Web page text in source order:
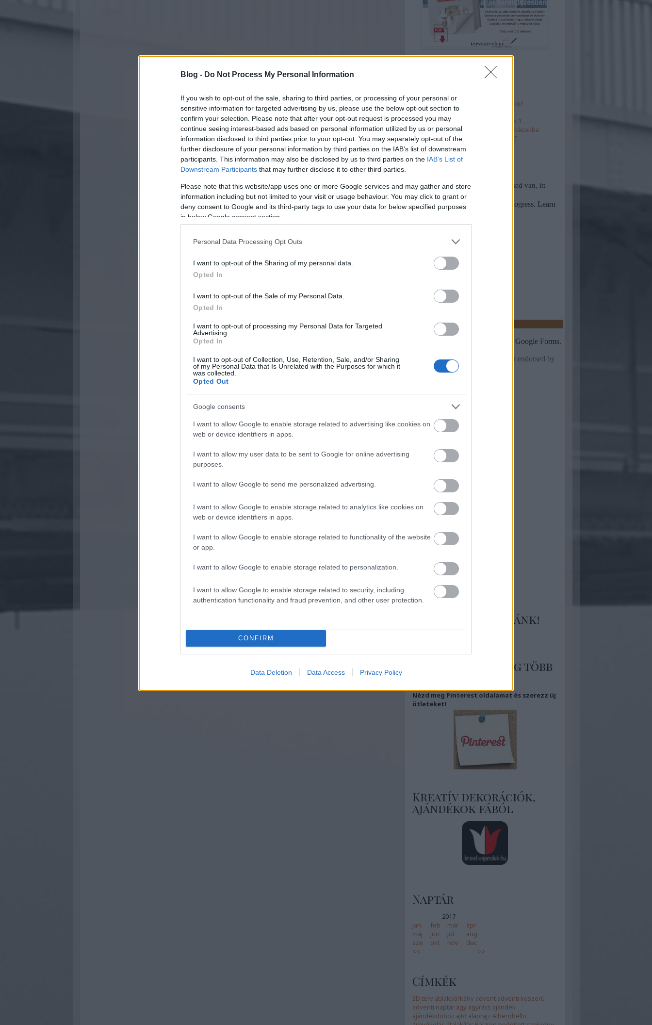
Blog - Do Not Process My Personal Information
If you wish to opt-out of the sale, sharing to third parties, or processing of your personal or
sensitive information for targeted advertising by us, please use the below opt-out section to
confirm your selection. Please note that after your opt-out request is processed you may
continue seeing interest-based ads based on personal information utilized by us or personal
information disclosed to third parties prior to your opt-out. You may separately opt-out of the
further disclosure of your personal information by third parties on the IAB’s list of downstream
participants. This information may also be disclosed by us to third parties on the IAB’s List of
Downstream Participants that may further disclose it to other third parties.
Please note that this website/app uses one or more Google services and may gather and store
information including but not limited to your visit or usage behaviour. You may click to grant or
deny consent to Google and its third-party tags to use your data for below specified purposes
in below Google consent section.
Personal Data Processing Opt Outs
I want to opt-out of the Sharing of my personal data.
Opted In
I want to opt-out of the Sale of my Personal Data.
Opted In
I want to opt-out of processing my Personal Data for Targeted
Advertising.
Opted In
I want to opt-out of Collection, Use, Retention, Sale, and/or Sharing
of my Personal Data that Is Unrelated with the Purposes for which it
was collected.
Opted Out
Google consents
I want to allow Google to enable storage related to advertising like cookies on
web or device identifiers in apps.
I want to allow my user data to be sent to Google for online advertising
purposes.
I want to allow Google to send me personalized advertising.
I want to allow Google to enable storage related to analytics like cookies on
web or device identifiers in apps.
I want to allow Google to enable storage related to functionality of the website
or app.
I want to allow Google to enable storage related to personalization.
I want to allow Google to enable storage related to security, including
authentication functionality and fraud prevention, and other user protection.
CONFIRM
Data Deletion Data Access Privacy Policy
Általános hibák fürdő tervezésekor
Konyhaelrendezések
Együtt is, külön is - térelválasztók 1.
Helytakarékos megoldások kislakásokba
Szekrényágyak - mire figyeljünk?
Csatlakozz hozzánk!
Még több kép, még több
Nézd meg Pinterest oldalamat és szerezz új
ötleteket!
Kreatív dekorációk,
ajándékok fából
Naptár
2017
<< >>
jan feb már
ápr
máj
jún júl
aug
sze
okt nov dec
Címkék
3D terv ablakpárkány advent adventi koszorú
adventi naptár ágy ágyrács ajándék
ajándékdoboz ajtó alaprajz Alberobello